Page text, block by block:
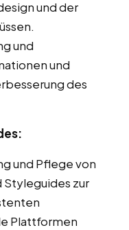
und der
und
und
des
und Pflege von
zur
Plattformen